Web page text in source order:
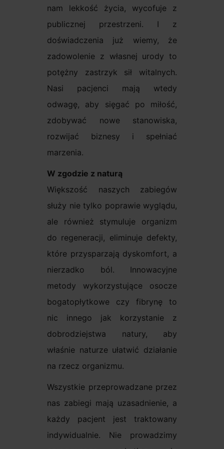
nam lekkość życia, wycofuje z
publicznej przestrzeni. I z
doświadczenia już wiemy, że
zadowolenie z własnej urody to
potężny zastrzyk sił witalnych.
Nasi pacjenci mają wtedy
odwagę, aby sięgać po miłość,
zdobywać nowe stanowiska,
rozwijać biznesy i spełniać
marzenia.
W zgodzie z naturą
Większość naszych zabiegów
służy nie tylko poprawie wyglądu,
ale również stymuluje organizm
do regeneracji, eliminuje defekty,
które przysparzają dyskomfort, a
nierzadko ból. Innowacyjne
metody wykorzystujące osocze
bogatopłytkowe czy fibrynę to
nic innego jak korzystanie z
dobrodziejstwa natury, aby
właśnie naturze ułatwić działanie
na rzecz organizmu.
Wszystkie przeprowadzane przez
nas zabiegi mają uzasadnienie, a
każdy pacjent jest traktowany
indywidualnie. Nie prowadzimy